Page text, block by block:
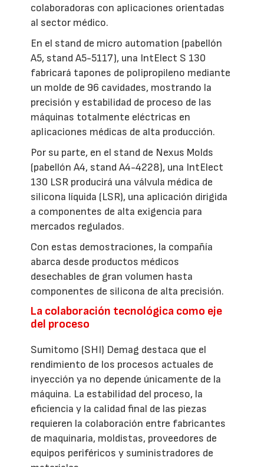
colaboradoras con aplicaciones orientadas
al sector médico.
En el stand de micro automation (pabellón
A5, stand A5-5117), una IntElect S 130
fabricará tapones de polipropileno mediante
un molde de 96 cavidades, mostrando la
precisión y estabilidad de proceso de las
máquinas totalmente eléctricas en
aplicaciones médicas de alta producción.
Por su parte, en el stand de Nexus Molds
(pabellón A4, stand A4-4228), una IntElect
130 LSR producirá una válvula médica de
silicona líquida (LSR), una aplicación dirigida
a componentes de alta exigencia para
mercados regulados.
Con estas demostraciones, la compañía
abarca desde productos médicos
desechables de gran volumen hasta
componentes de silicona de alta precisión.
La colaboración tecnológica como eje
del proceso
Sumitomo (SHI) Demag destaca que el
rendimiento de los procesos actuales de
inyección ya no depende únicamente de la
máquina. La estabilidad del proceso, la
eficiencia y la calidad final de las piezas
requieren la colaboración entre fabricantes
de maquinaria, moldistas, proveedores de
equipos periféricos y suministradores de